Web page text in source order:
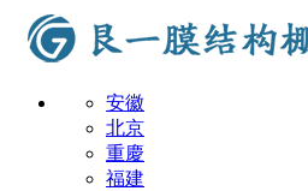
安徽
北京
重慶
福建